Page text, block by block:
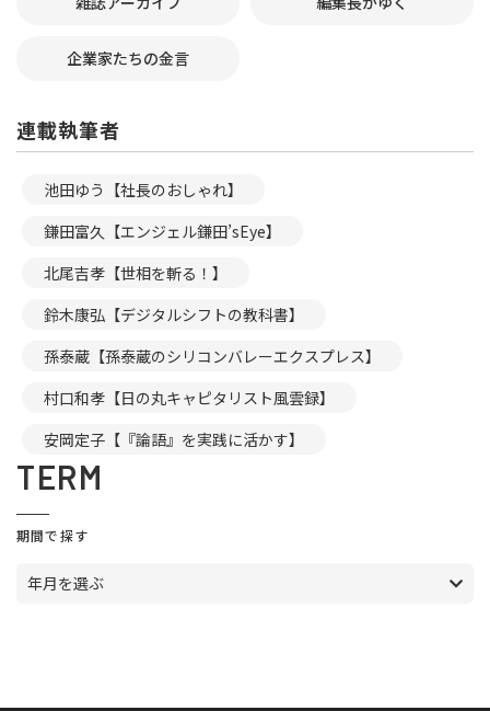
企業家たちの金言
連載執筆者
池田ゆう【社長のおしゃれ】
鎌田富久【エンジェル鎌田’sEye】
北尾吉孝【世相を斬る！】
鈴木康弘【デジタルシフトの教科書】
孫泰蔵【孫泰蔵のシリコンバレーエクスプレス】
村口和孝【日の丸キャピタリスト風雲録】
安岡定子【『論語』を実践に活かす】
TERM
期間で探す
年月を選ぶ